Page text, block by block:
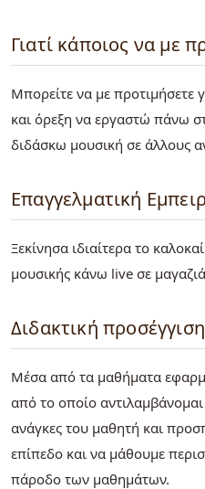
Γιατί κάποιος να με
Μπορείτε να με προτιμήσετε
και όρεξη να εργαστώ πάνω
διδάσκω μουσική σε άλλους
Επαγγελματική
Ξεκίνησα ιδιαίτερα το
μουσικής κάνω live σε
Διδακτική προσέγγιση
Μέσα από τα μαθήματα
από το οποίο αντιλαμβάνομαι
ανάγκες του μαθητή και
επίπεδο και να μάθουμε
πάροδο των μαθημάτων.